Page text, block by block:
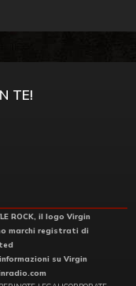
TE!
ROCK, il logo Virgin
marchi registrati di
su Virgin